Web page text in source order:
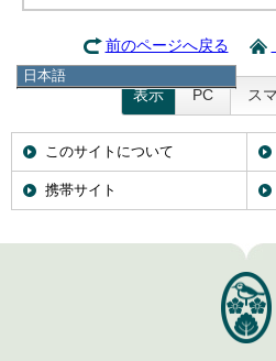
日本語
简体中文
繁體中文
前のページへ戻る
表示 PC ス
このサイトについて
携帯サイト